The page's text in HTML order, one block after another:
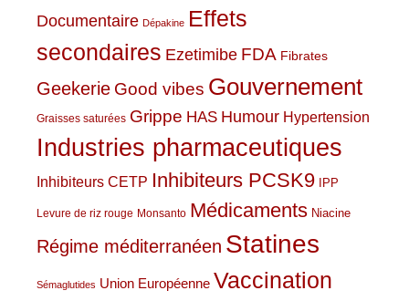
Documentaire Dépakine Effets
secondaires Ezetimibe FDA Fibrates
Geekerie Good vibes Gouvernement
Graisses saturées Grippe HAS Humour Hypertension
Industries pharmaceutiques
Inhibiteurs CETP Inhibiteurs PCSK9 IPP
Levure de riz rouge Monsanto Médicaments Niacine
Régime méditerranéen Statines
Sémaglutides Union Européenne Vaccination